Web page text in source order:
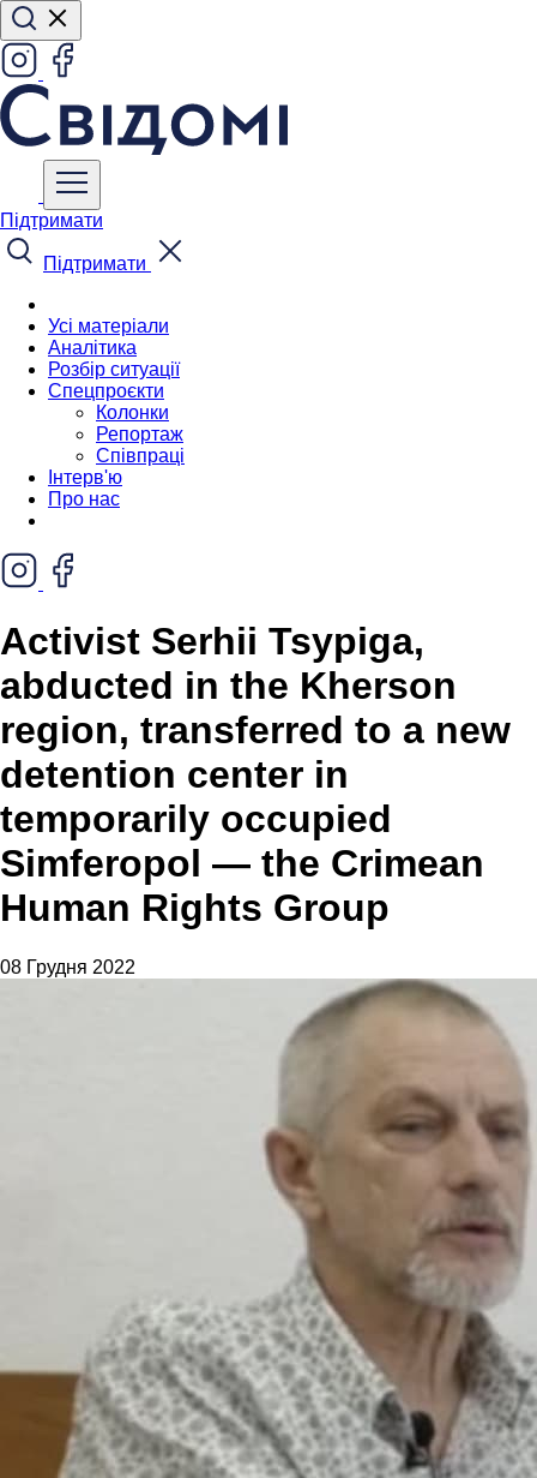
Підтримати
Підтримати
Усі матеріали
Аналітика
Розбір ситуації
Спецпроєкти
Колонки
Репортаж
Співпраці
Інтерв'ю
Про нас
Activist Serhii Tsypiga,
abducted in the Kherson
region, transferred to a new
detention center in
temporarily occupied
Simferopol — the Crimean
Human Rights Group
08 Грудня 2022